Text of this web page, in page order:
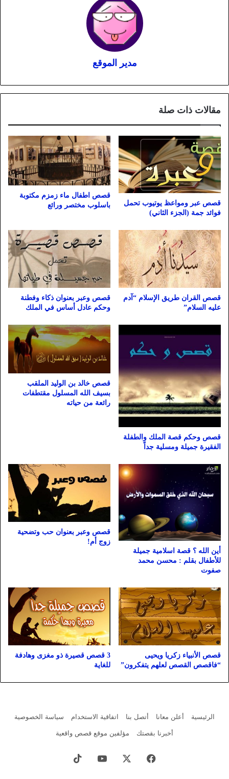
مدير الموقع
مقالات ذات صلة
قصص عبر ومواعظ يوتيوب تحمل
فوائد جمة (الجزء الثاني)
قصص اطفال ماء زمزم مكتوبة
باسلوب مختصر ورائع
قصص القران طريق الإسلام “آدم
عليه السلام”
قصص وعبر بعنوان ذكاء وفطنة
وحكم عادل أساس في الملك
قصص وحكم قصة الملك والطفلة
الفقيرة جميلة ومسلية جداً
قصص خالد بن الوليد الملقب
بسيف الله المسلول مقتطفات
رائعة من حياته
أين الله ؟ قصة اسلامية جميلة
للأطفال بقلم : محسن محمد
صفوت
قصص وعبر بعنوان حب وتضحية
زوج أم!
قصص الأنبياء زكريا ويحيى
“فاقصص القصص لعلهم يتفكرون”
3 قصص قصيرة ذو مغزى وهادفة
للغاية
الرئيسية أعلن معانا أتصل بنا اتفاقية الاستخدام
سياسة الخصوصية
أخبرنا بقصتك
مؤلفين موقع قصص واقعية
فيسبوك يوتيوب